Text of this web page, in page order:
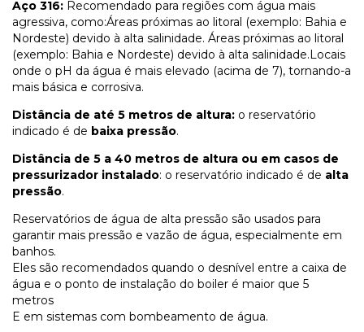
Aço 316: Recomendado para regiões com água mais
agressiva, como:Áreas próximas ao litoral (exemplo: Bahia e
Nordeste) devido à alta salinidade. Áreas próximas ao litoral
(exemplo: Bahia e Nordeste) devido à alta salinidade.Locais
onde o pH da água é mais elevado (acima de 7), tornando-a
mais básica e corrosiva.
Distância de até 5 metros de altura: o reservatório
indicado é de baixa pressão.
Distância de 5 a 40 metros de altura ou em casos de
pressurizador instalado: o reservatório indicado é de alta
pressão.
Reservatórios de água de alta pressão são usados para
garantir mais pressão e vazão de água, especialmente em
banhos.
Eles são recomendados quando o desnível entre a caixa de
água e o ponto de instalação do boiler é maior que 5
metros
E em sistemas com bombeamento de água.